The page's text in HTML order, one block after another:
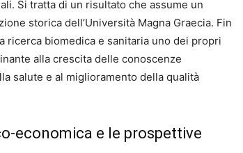
Si tratta di un risultato che assume un
storica dell’Università Magna Graecia. Fin
ricerca biomedica e sanitaria uno dei propri
alla crescita delle conoscenze
salute e al miglioramento della qualità
economica e le prospettive